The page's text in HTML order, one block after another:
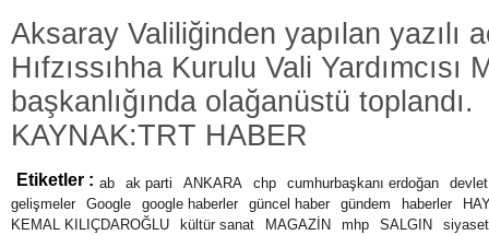
Aksaray Valiliğinden yapılan yazılı
Hıfzıssıhha Kurulu Vali Yardımcısı
başkanlığında olağanüstü toplandı.
KAYNAK:TRT HABER
Etiketler : ab ak parti ANKARA chp cumhurbaşkanı erdoğan
gelişmeler
Google google haberler güncel haber gündem haberler
KEMAL KILIÇDAROĞLU
kültür sanat MAGAZİN mhp SALGIN
siyaset